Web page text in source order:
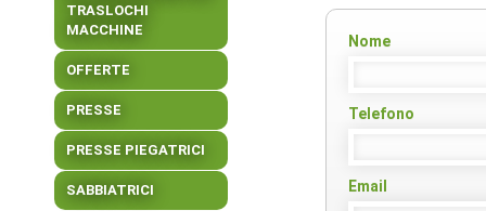
TRASLOCHI
MACCHINE
OFFERTE
PRESSE
PRESSE PIEGATRICI
SABBIATRICI
Nome
Telefono
Email